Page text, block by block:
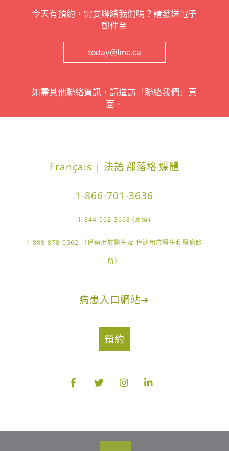
今天有預約，需要聯絡我們嗎？請發送電子
郵件至
today@lmc.ca
如需其他聯絡資訊，請造訪「聯絡我們」頁
面。
Français | 法語 部落格媒體
1-866-701-3636
1-844-562-3668 (足療)
1-888-878-0562 （僅適用於醫生及 僅適用於醫生和醫療診
所）
病患入口網站➔
預約